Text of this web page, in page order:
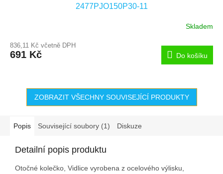
2477PJO150P30-11
Skladem
836,11 Kč včetně DPH
691 Kč Do košíku
ZOBRAZIT VŠECHNY SOUVISEJÍCÍ PRODUKTY
Popis Související soubory (1) Diskuze
Detailní popis produktu
Otočné kolečko, Vidlice vyrobena z ocelového výlisku,